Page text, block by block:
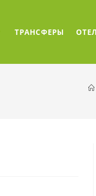
ТРАНСФЕРЫ